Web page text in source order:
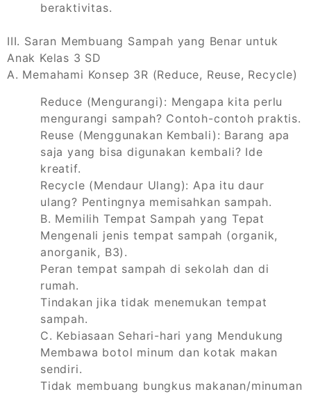
beraktivitas.
III. Saran Membuang Sampah yang Benar untuk
Anak Kelas 3 SD
A. Memahami Konsep 3R (Reduce, Reuse, Recycle)
Reduce (Mengurangi): Mengapa kita perlu
mengurangi sampah? Contoh-contoh praktis.
Reuse (Menggunakan Kembali): Barang apa
saja yang bisa digunakan kembali? Ide
kreatif.
Recycle (Mendaur Ulang): Apa itu daur
ulang? Pentingnya memisahkan sampah.
B. Memilih Tempat Sampah yang Tepat
Mengenali jenis tempat sampah (organik,
anorganik, B3).
Peran tempat sampah di sekolah dan di
rumah.
Tindakan jika tidak menemukan tempat
sampah.
C. Kebiasaan Sehari-hari yang Mendukung
Membawa botol minum dan kotak makan
sendiri.
Tidak membuang bungkus makanan/minuman